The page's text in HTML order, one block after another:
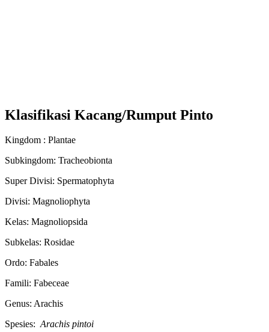
Klasifikasi Kacang/Rumput Pinto
Kingdom : Plantae
Subkingdom: Tracheobionta
Super Divisi: Spermatophyta
Divisi: Magnoliophyta
Kelas: Magnoliopsida
Subkelas: Rosidae
Ordo: Fabales
Famili: Fabeceae
Genus: Arachis
Spesies:Arachis pintoi